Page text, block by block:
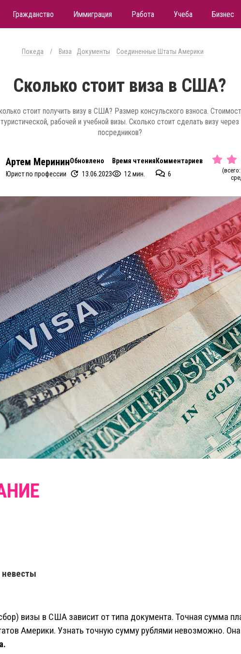
Гражданство Иммиграция Работа Учеба Бизнес
Покеда / Виза Документы Соединенные Штаты Америки
Cколько стоит виза в США?
стоит получить визу в США? Размер консульского взноса.
туристической, рабочей и учебной визы. Сколько стоит сделать визу через
посредников?
Артем Меринин
Юрист по профессии
Обновлено
13.06.2023
Время чтения
12 мин.
Комментариев
6
визы в США зависит от типа документа. Точная сумма
Америки. Узнать точную сумму рублями невозможно. Она